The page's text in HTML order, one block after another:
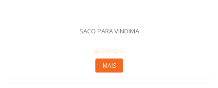
SACO PARA VINDIMA
MAIS